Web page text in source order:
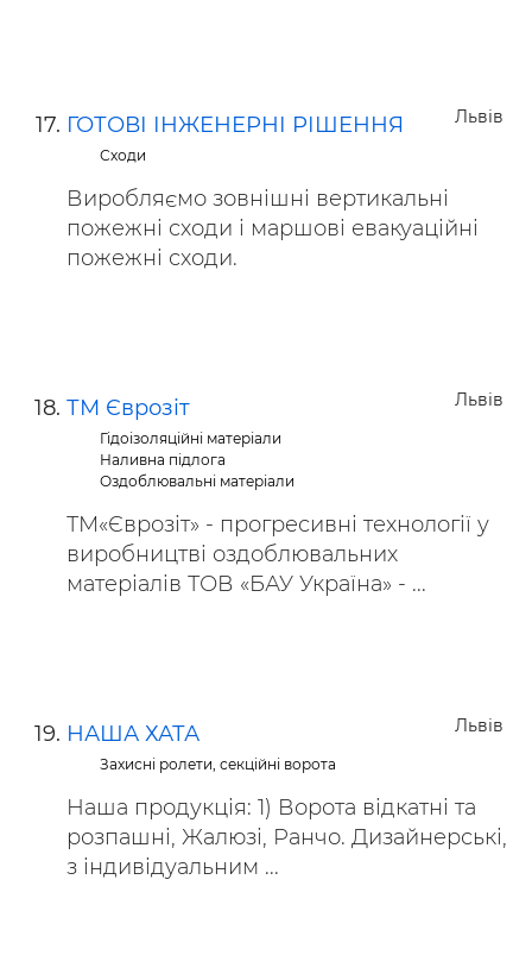
Львів
ГОТОВІ ІНЖЕНЕРНІ РІШЕННЯ
Сходи
Виробляємо зовнішні вертикальні
пожежні сходи і маршові евакуаційні
пожежні сходи.
Львів
ТМ Єврозіт
Гідоізоляційні матеріали
Наливна підлога
Оздоблювальні матеріали
ТМ«Єврозіт» - прогресивні технології у
виробництві оздоблювальних
матеріалів ТОВ «БАУ Україна» - ...
Львів
НАША ХАТА
Захисні ролети, секційні ворота
Наша продукція: 1) Ворота відкатні та
розпашні, Жалюзі, Ранчо. Дизайнерські,
з індивідуальним ...